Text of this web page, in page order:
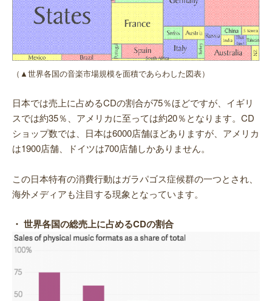
（▲世界各国の音楽市場規模を面積であらわした図表）
日本では売上に占めるCDの割合が75％ほどですが、イギリ
スでは約35％、アメリカに至っては約20％となります。CD
ショップ数では、日本は6000店舗ほどありますが、アメリカ
は1900店舗、ドイツは700店舗しかありません。
この日本特有の消費行動はガラパゴス症候群の一つとされ、
海外メディアも注目する現象となっています。
・ 世界各国の総売上に占めるCDの割合